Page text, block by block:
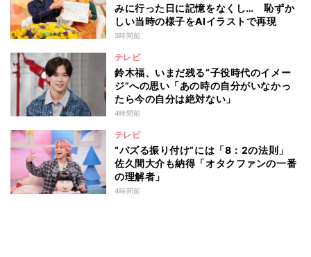
みに行った日に記憶をなくし… 恥ずか
しい当時の様子をAIイラストで再現
3時間前
テレビ
鈴木福、いまだ残る“子役時代のイメー
ジ”への思い「あの時の自分がいなかっ
たら今の自分は絶対ない」
4時間前
テレビ
“バズる振り付け”には「8：2の法則」
佐久間大介も納得「オタクファンの一番
の理解者」
4時間前